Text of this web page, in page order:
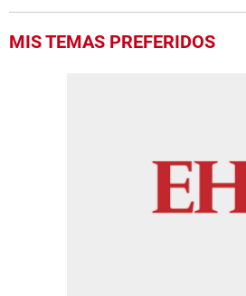
MIS TEMAS PREFERIDOS